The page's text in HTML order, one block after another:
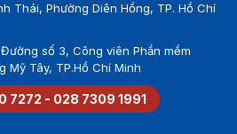
Thái, Phường Diên Hồng, TP. Hồ Chí
Đường số 3, Công viên Phần mềm
Mỹ Tây, TP.Hồ Chí Minh
7272 - 028 7309 1991